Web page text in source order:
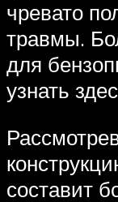
чревато
травмы.
для
узнать
составит